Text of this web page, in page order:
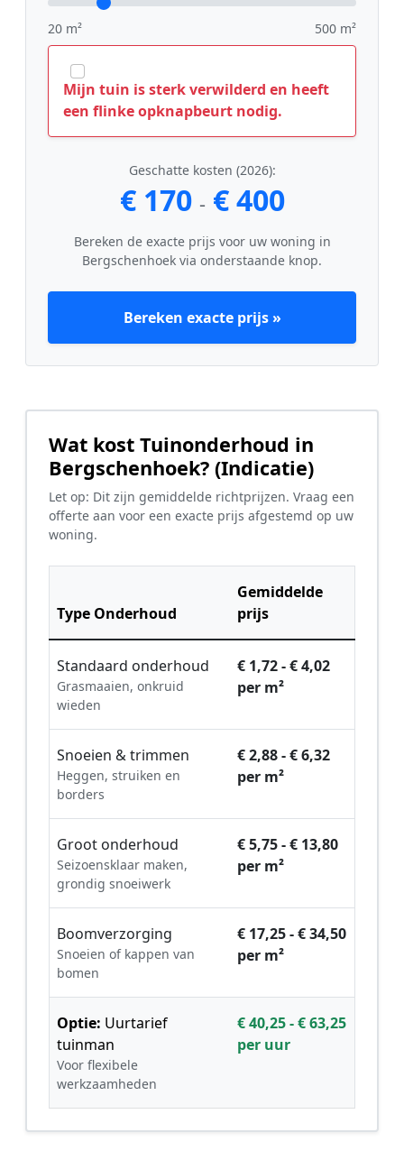
20 m² 500 m²
Mijn tuin is sterk verwilderd en heeft
een flinke opknapbeurt nodig.
Geschatte kosten (2026):
€ 170 - € 400
Bereken de exacte prijs voor uw woning in
Bergschenhoek via onderstaande knop.
Bereken exacte prijs »
Wat kost Tuinonderhoud in
Bergschenhoek? (Indicatie)
Let op: Dit zijn gemiddelde richtprijzen. Vraag een
offerte aan voor een exacte prijs afgestemd op uw
woning.
Type Onderhoud
Gemiddelde
prijs
Standaard onderhoud
Grasmaaien, onkruid
wieden
€ 1,72 - € 4,02
per m²
Snoeien & trimmen
Heggen, struiken en
borders
€ 2,88 - € 6,32
per m²
Groot onderhoud
Seizoensklaar maken,
grondig snoeiwerk
€ 5,75 - € 13,80
per m²
Boomverzorging
Snoeien of kappen van
bomen
€ 17,25 - € 34,50
per m²
Optie: Uurtarief
tuinman
Voor flexibele
werkzaamheden
€ 40,25 - € 63,25
per uur